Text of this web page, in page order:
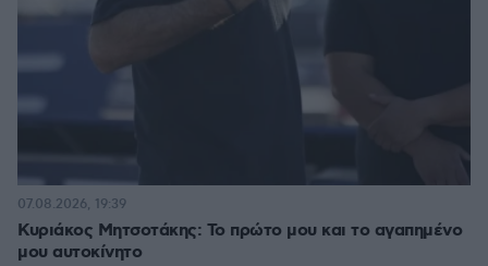
Κυριάκος Μητσοτάκης: Το πρώτο μου και το αγαπημένο
μου αυτοκίνητο
07.08.2026, 19:39